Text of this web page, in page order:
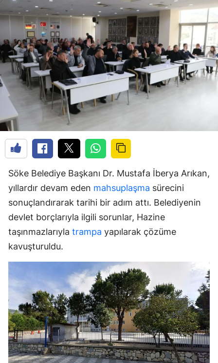
Söke Belediye Başkanı Dr. Mustafa İberya Arıkan,
yıllardır devam eden mahsuplaşma sürecini
sonuçlandırarak tarihi bir adım attı. Belediyenin
devlet borçlarıyla ilgili sorunlar, Hazine
taşınmazlarıyla trampa yapılarak çözüme
kavuşturuldu.